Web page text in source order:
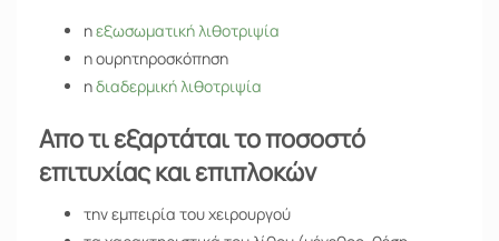
ηεξωσωματική λιθοτριψία
η ουρητηροσκόπηση
ηδιαδερμική λιθοτριψία
Απο τι εξαρτάται το ποσοστό
επιτυχίας και επιπλοκών
την εμπειρία του χειρουργού